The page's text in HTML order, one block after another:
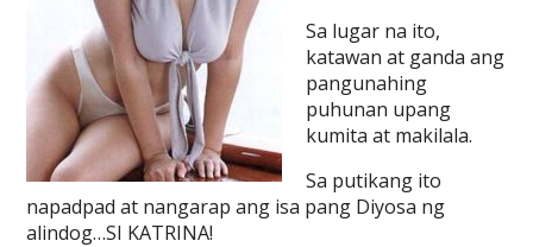
Sa lugar na ito,
katawan at ganda ang
pangunahing
puhunan upang
kumita at makilala.
Sa putikang ito
napadpad at nangarap ang isa pang Diyosa ng
alindog…SI KATRINA!